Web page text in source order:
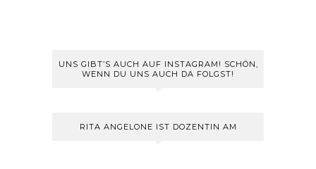
UNS GIBT’S AUCH AUF INSTAGRAM! SCHÖN,
WENN DU UNS AUCH DA FOLGST!
RITA ANGELONE IST DOZENTIN AM